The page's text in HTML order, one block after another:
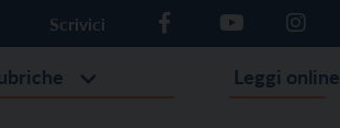
Scrivici
Leggi online